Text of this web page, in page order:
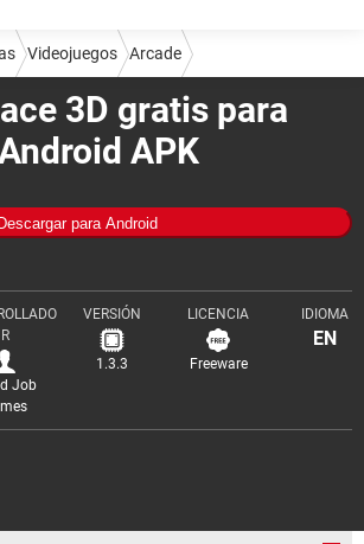
3D gratis para
APK
para Android
R
Job
VERSIÓN
1.3.3
LICENCIA
Freeware
IDIOMA
EN
Videojuegos Arcade